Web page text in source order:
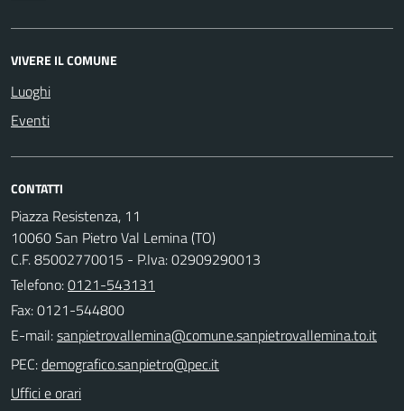
VIVERE IL COMUNE
Luoghi
Eventi
CONTATTI
Piazza Resistenza, 11
10060 San Pietro Val Lemina (TO)
C.F. 85002770015 - P.Iva: 02909290013
Telefono:0121-543131
Fax: 0121-544800
E-mail:
PEC:
Uffici e orari